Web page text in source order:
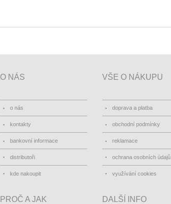
O NÁS
o nás
kontakty
bankovní informace
distributoři
kde nakoupit
VŠE O NÁKUPU
doprava a platba
obchodní podmínky
reklamace
ochrana osobních údajů
využívání cookies
PROČ A JAK DALŠÍ INFO